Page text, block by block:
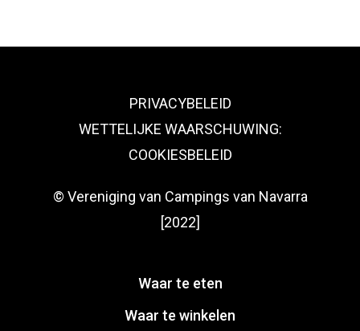
PRIVACYBELEID
WETTELIJKE WAARSCHUWING:
COOKIESBELEID
© Vereniging van Campings van Navarra
[2022]
Waar te eten
Waar te winkelen